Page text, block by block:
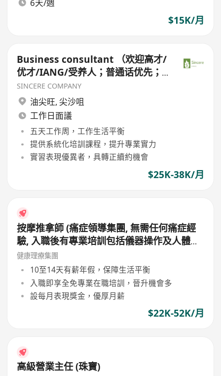
6天/週
$15K/月
Business consultant （欢迎高才/
优才/IANG/受养人；普通话优先；
可转正/续签）
SINCERE COMPANY
油尖旺, 尖沙咀
工作日面議
五天工作周，工作生活平衡
提供系統化培訓課程，提升專業實力
實習表現優異者，具轉正續約機會
$25K-38K/月
按摩推拿師 (痛症領導集團, 無需任何痛症經
驗, 入職後有專業培訓包括儀器操作及人體經
絡等, 培訓費用全免, 可提升自己儀器技術及
知識)
健康理療集團
10至14天有薪年假，保障生活平衡
入職即享全免專業在職培訓，晉升機會多
設每月表現獎金，優厚月薪
$22K-52K/月
高級營業主任 (珠寶)